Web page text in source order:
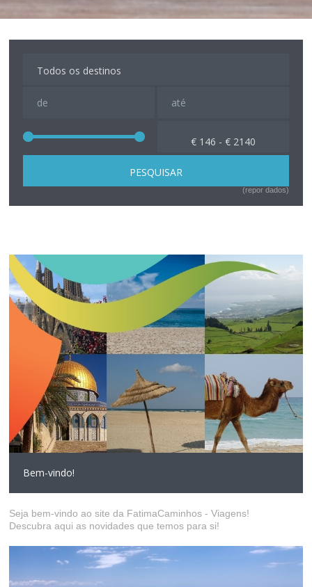
€ 146 - € 2140
(repor dados)
Bem-vindo!
Seja bem-vindo ao site da FatimaCaminhos - Viagens!
Descubra aqui as novidades que temos para si!